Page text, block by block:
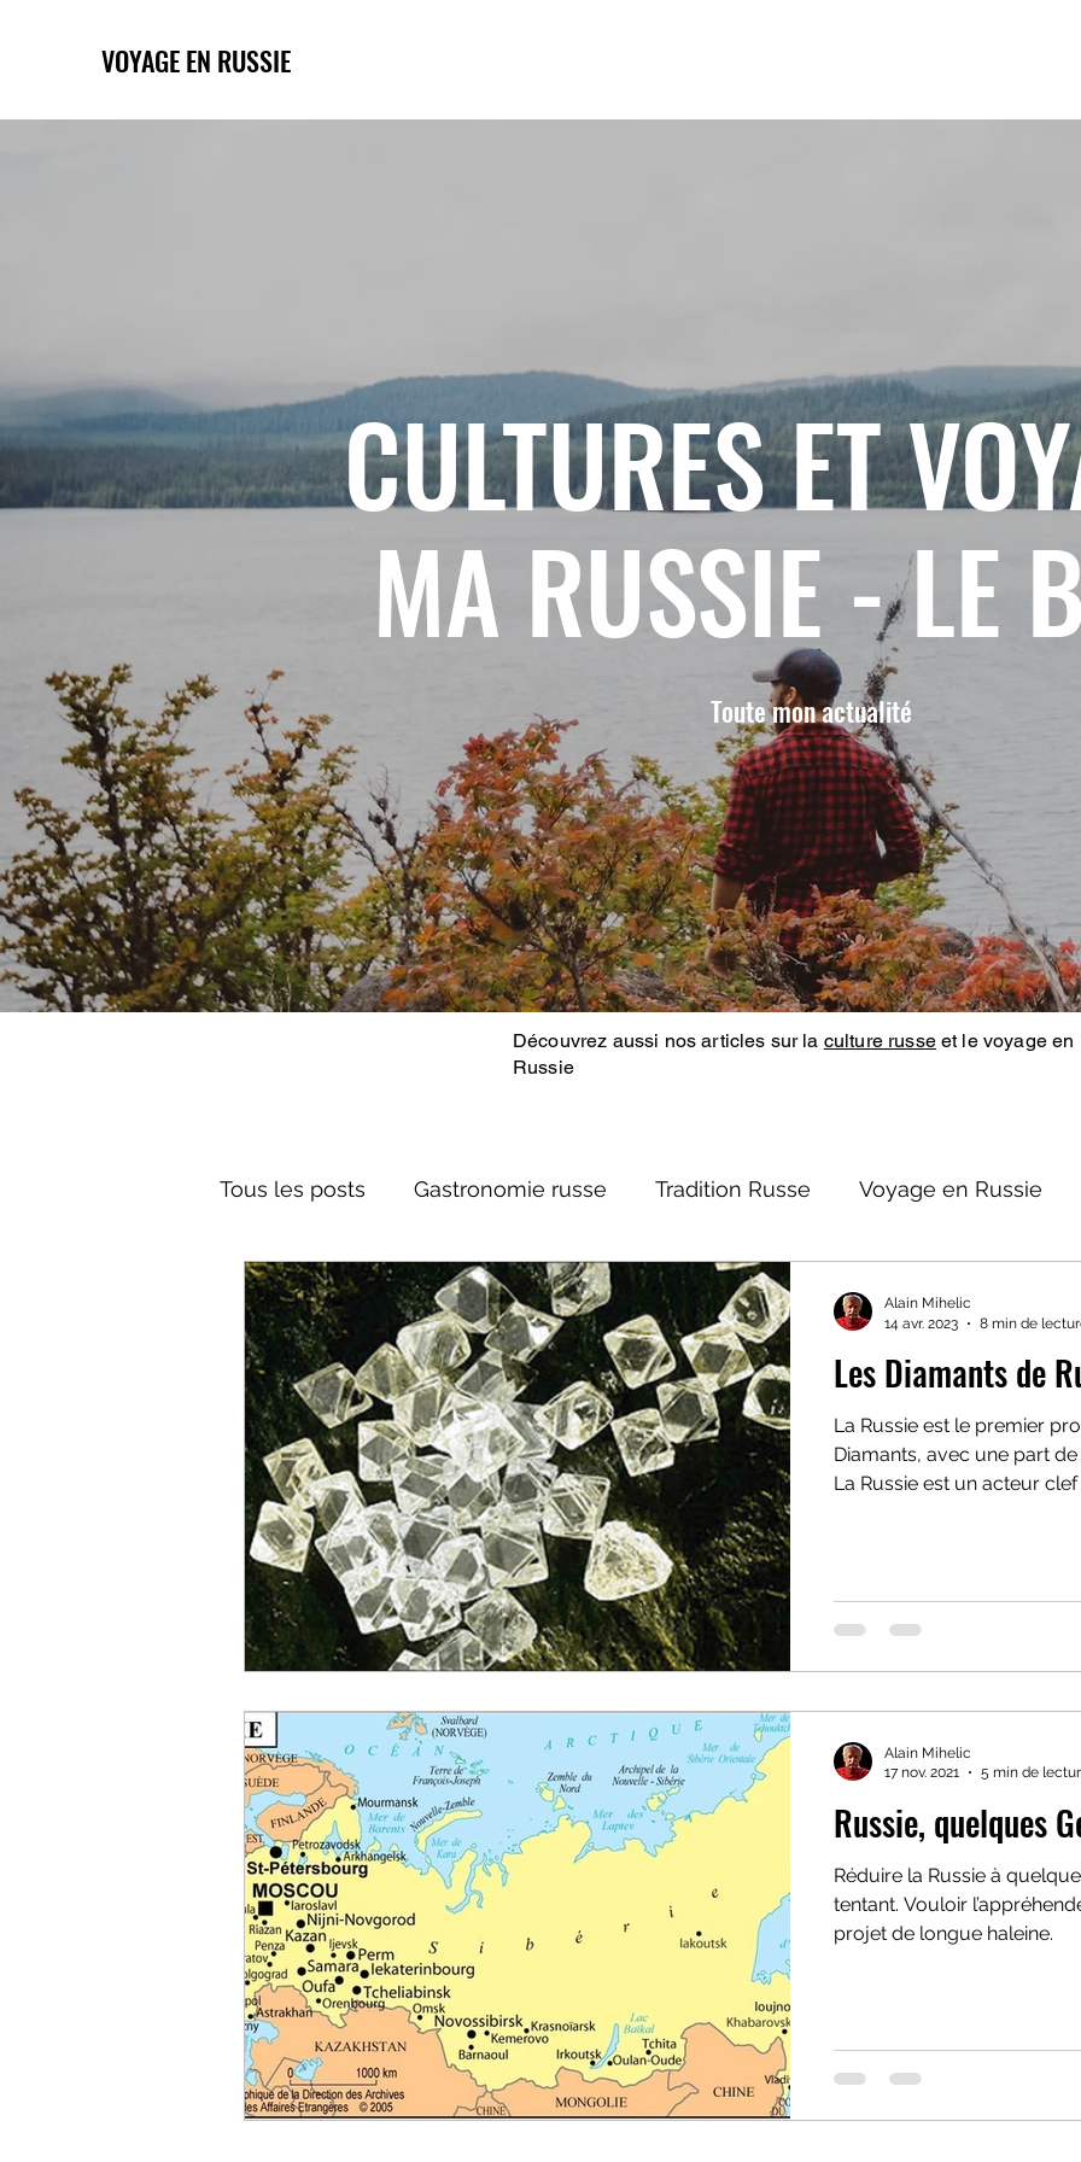
VOYAGE EN RUSSIE
CULTURES ET
MA RUSSIE - LE
Toute mon actualité
Découvrez aussi nos articles sur la culture russeet le voyage en
Russie
Tous les posts Gastronomie russe Tradition Russe Voyage en Russie
Société russe Architecture russe Religions et Mythologies
Culture russe conte fantastique Les Diamants de
La Russie est le premier
Diamants, avec une part
La Russie est un acteur
Alain Mihelic
14 avr. 2023
8 min de
Russie, quelques
Réduire la Russie à
tentant. Vouloir
projet de longue haleine.
Alain Mihelic
17 nov. 2021
5 min de